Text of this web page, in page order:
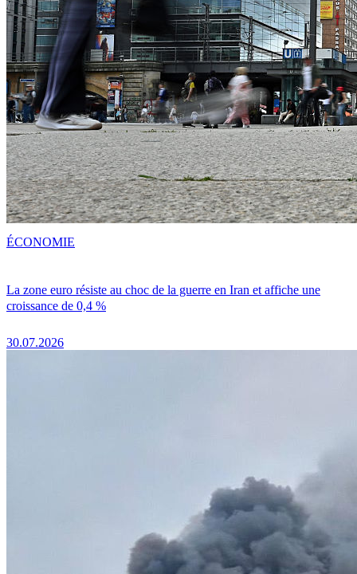
La zone euro résiste au choc de la guerre en Iran et affiche une
croissance de 0,4 %
30.07.2026
ÉCONOMIE